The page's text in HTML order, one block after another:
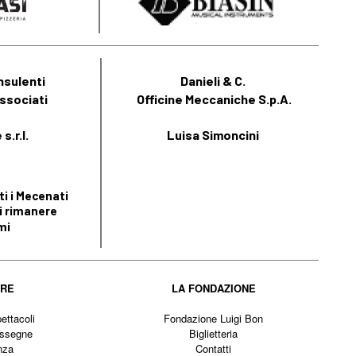
i Mecenati
rimanere
Danieli & C.
Officine Meccaniche S.p.A.
Luisa Simoncini
LA FONDAZIONE
Fondazione Luigi Bon
Biglietteria
Contatti